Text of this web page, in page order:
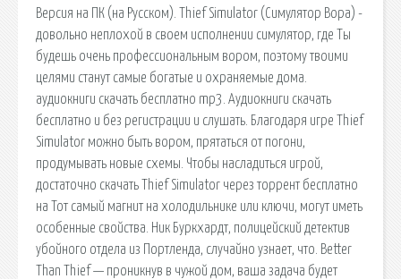
Версия на ПК (на Русском). Thief Simulator (Симулятор Вора) -
довольно неплохой в своем исполнении симулятор, где Ты
будешь очень профессиональным вором, поэтому твоими
целями станут самые богатые и охраняемые дома.
аудиокниги скачать бесплатно mp3. Аудиокниги скачать
бесплатно и без регистрации и слушать. Благодаря игре Thief
Simulator можно быть вором, прятаться от погони,
продумывать новые схемы. Чтобы насладиться игрой,
достаточно скачать Thief Simulator через торрент бесплатно
на Тот самый магнит на холодильнике или ключи, могут иметь
особенные свойства. Ник Буркхардт, полицейский детектив
убойного отдела из Портленда, случайно узнает, что. Better
Than Thief — проникнув в чужой дом, ваша задача будет